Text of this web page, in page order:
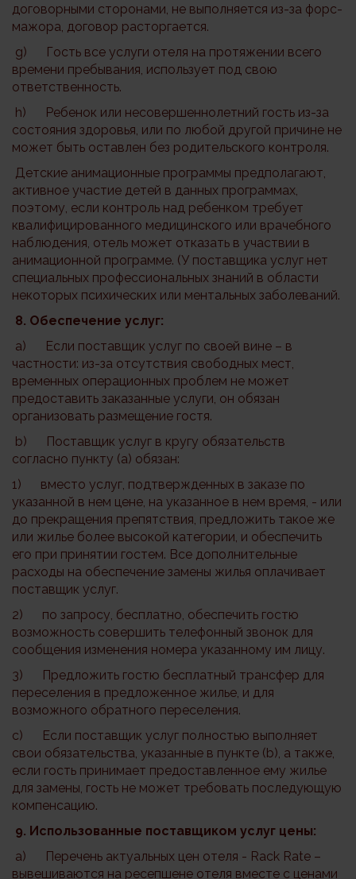
договорными сторонами, не выполняется из-за форс-
мажора, договор расторгается.
g) Гость все услуги отеля на протяжении всего
времени пребывания, использует под свою
ответственность.
h) Ребенок или несовершеннолетний гость из-за
состояния здоровья, или по любой другой причине не
может быть оставлен без родительского контроля.
Детские анимационные программы предполагают,
активное участие детей в данных программах,
поэтому, если контроль над ребенком требует
квалифицированного медицинского или врачебного
наблюдения, отель может отказать в участвии в
анимационной программе. (У поставщика услуг нет
специальных профессиональных знаний в области
некоторых психических или ментальных заболеваний.
8. Обеспечение услуг:
a) Если поставщик услуг по своей вине – в
частности: из-за отсутствия свободных мест,
временных операционных проблем не может
предоставить заказанные услуги, он обязан
организовать размещение гостя.
b) Поставщик услуг в кругу обязательств
согласно пункту (а) обязан:
1) вместо услуг, подтвержденных в заказе по
указанной в нем цене, на указанное в нем время, - или
до прекращения препятствия, предложить такое же
или жилье более высокой категории, и обеспечить
его при принятии гостем. Все дополнительные
расходы на обеспечение замены жилья оплачивает
поставщик услуг.
2) по запросу, бесплатно, обеспечить гостю
возможность совершить телефонный звонок для
сообщения изменения номера указанному им лицу.
3) Предложить гостю бесплатный трансфер для
переселения в предложенное жилье, и для
возможного обратного переселения.
c) Если поставщик услуг полностью выполняет
свои обязательства, указанные в пункте (b), а также,
если гость принимает предоставленное ему жилье
для замены, гость не может требовать последующую
компенсацию.
9. Использованные поставщиком услуг цены:
a) Перечень актуальных цен отеля - Rack Rate –
вывешиваются на ресепшене отеля вместе с ценами